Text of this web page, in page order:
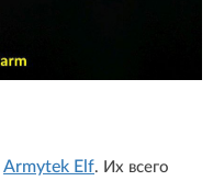
Armytek Elf. Их всего